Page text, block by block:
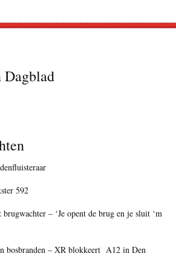
Dagblad
592
– ‘Je opent de brug en je sluit ‘m
bosbranden – XR blokkeert A12 in Den